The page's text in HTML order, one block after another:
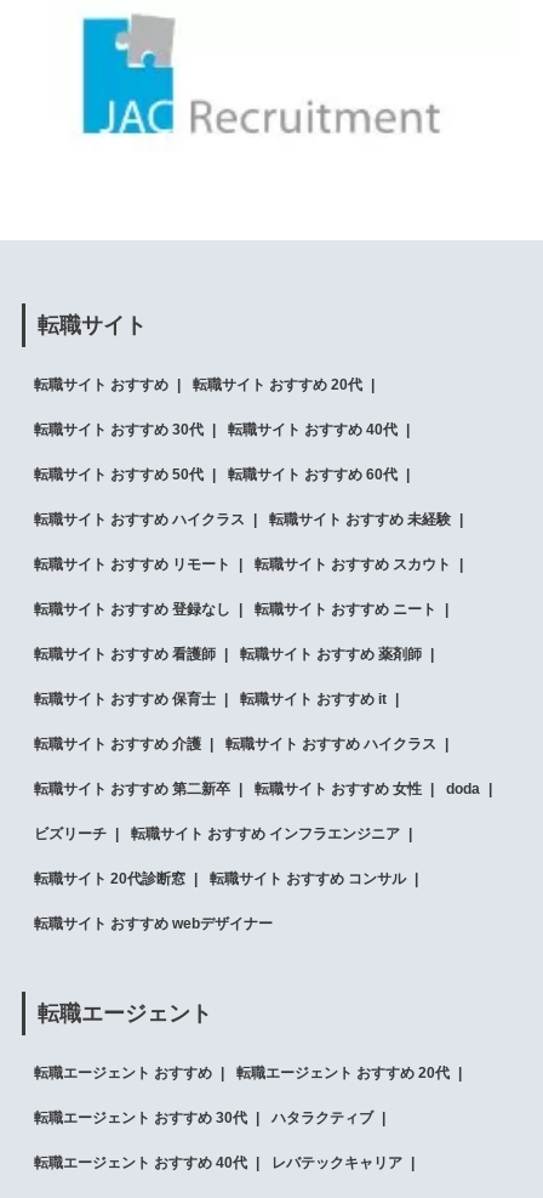
転職サイト
転職サイト おすすめ 転職サイト おすすめ 20代
転職サイト おすすめ 30代 転職サイト おすすめ 40代
転職サイト おすすめ 50代 転職サイト おすすめ 60代
転職サイト おすすめ ハイクラス 転職サイト おすすめ 未経験
転職サイト おすすめ リモート 転職サイト おすすめ スカウト
転職サイト おすすめ 登録なし 転職サイト おすすめ ニート
転職サイト おすすめ 看護師 転職サイト おすすめ 薬剤師
転職サイト おすすめ 保育士 転職サイト おすすめ it
転職サイト おすすめ 介護 転職サイト おすすめ ハイクラス
転職サイト おすすめ 第二新卒 転職サイト おすすめ 女性 doda
ビズリーチ 転職サイト おすすめ インフラエンジニア
転職サイト 20代診断窓 転職サイト おすすめ コンサル
転職サイト おすすめ webデザイナー
転職エージェント
転職エージェント おすすめ 転職エージェント おすすめ 20代
転職エージェント おすすめ 30代 ハタラクティブ
転職エージェント おすすめ 40代 レバテックキャリア